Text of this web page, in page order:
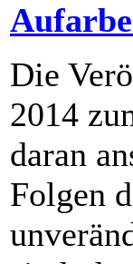
Die
2014
daran
Folgen